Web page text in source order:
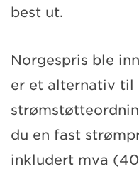
best ut.
Norgespris ble
er et alternativ til
du en fast
inkludert mva